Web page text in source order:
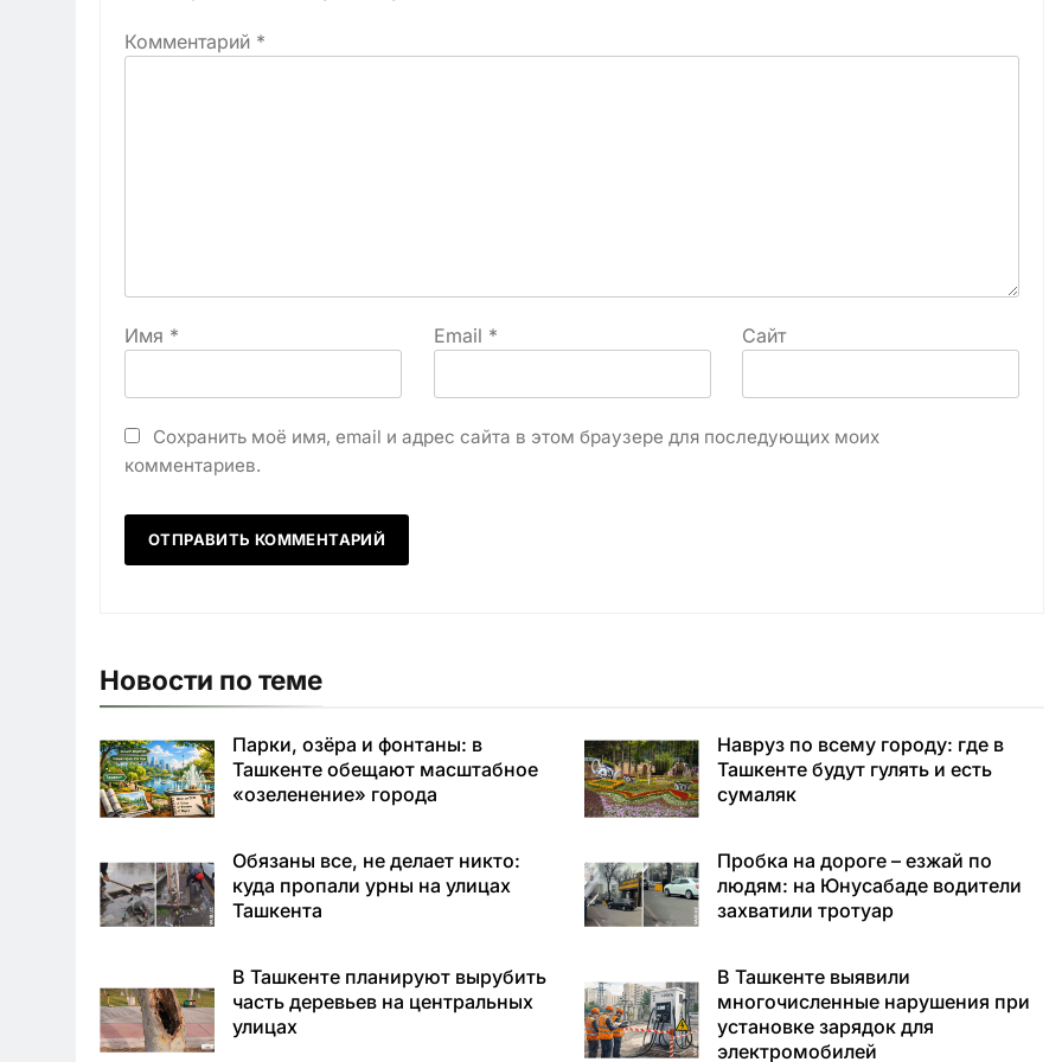
Комментарий *
Имя * Email * Сайт
Сохранить моё имя, email и адрес сайта в этом браузере для последующих моих
комментариев.
Новости по теме
Парки, озёра и фонтаны: в
Ташкенте обещают масштабное
«озеленение» города
Навруз по всему городу: где в
Ташкенте будут гулять и есть
сумаляк
Обязаны все, не делает никто:
куда пропали урны на улицах
Ташкента
Пробка на дороге – езжай по
людям: на Юнусабаде водители
захватили тротуар
В Ташкенте планируют вырубить
часть деревьев на центральных
улицах
В Ташкенте выявили
многочисленные нарушения при
установке зарядок для
электромобилей